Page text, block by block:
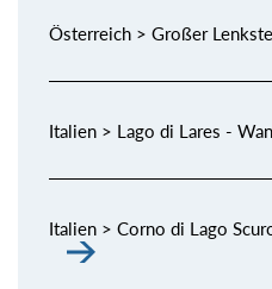
Österreich > Großer
Italien > Lago di Lares -
Italien > Corno di Lago